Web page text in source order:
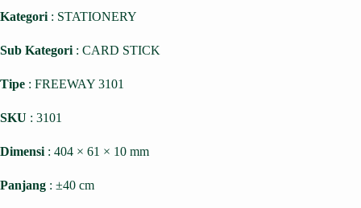
Kategori : STATIONERY
Sub Kategori : CARD STICK
Tipe : FREEWAY 3101
SKU : 3101
Dimensi : 404 × 61 × 10 mm
Panjang : ±40 cm